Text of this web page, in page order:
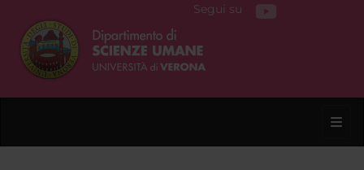
Segui su